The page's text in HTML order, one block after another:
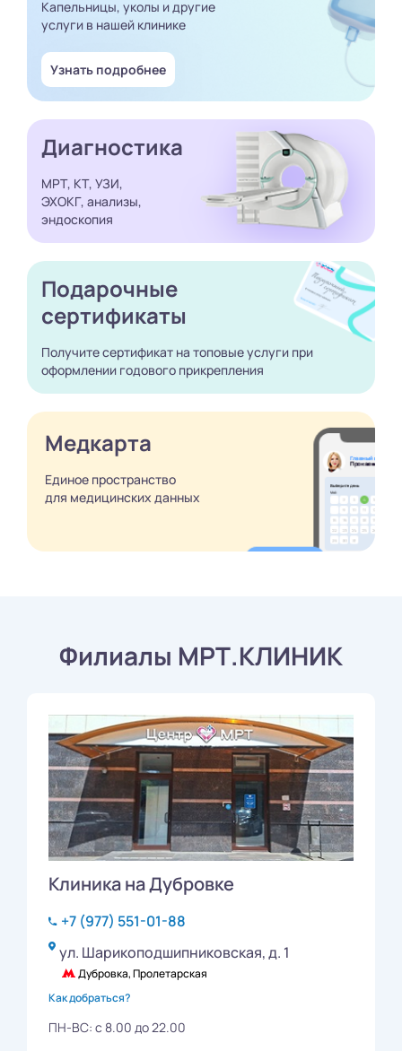
Капельницы, уколы и другие
услуги в нашей клинике
Узнать подробнее
Диагностика
МРТ, КТ, УЗИ,
ЭХОКГ, анализы,
эндоскопия
Подарочные
сертификаты
Получите сертификат на топовые услуги при
оформлении годового прикрепления
Медкарта
Единое пространство
для медицинских данных
Филиалы МРТ.КЛИНИК
Клиника на Дубровке
+7 (977) 551-01-88
ул. Шарикоподшипниковская, д. 1
Дубровка, Пролетарская
Как добраться?
ПН-ВС: с 8.00 до 22.00